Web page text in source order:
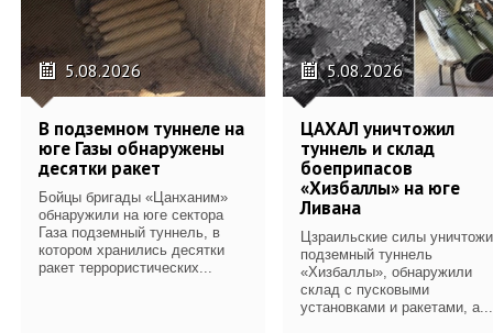
5.08.2026
В подземном туннеле на
юге Газы обнаружены
десятки ракет
Бойцы бригады «Цанханим»
обнаружили на юге сектора
Газа подземный туннель, в
котором хранились десятки
ракет террористических...
5.08.2026
ЦАХАЛ уничтожил
туннель и склад
боеприпасов
«Хизбаллы» на юге
Ливана
Цзраильские силы
подземный туннель
«Хизбаллы», обнаружили
склад с пусковыми
установками и ракетами, а...